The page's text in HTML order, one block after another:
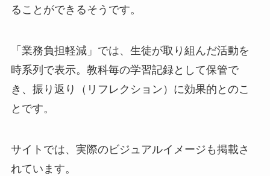
ることができるそうです。
「業務負担軽減」では、生徒が取り組んだ活動を
時系列で表示。教科毎の学習記録として保管で
き、振り返り（リフレクション）に効果的とのこ
とです。
サイトでは、実際のビジュアルイメージも掲載さ
れています。